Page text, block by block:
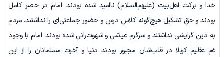
خدا و برکت اهل‌بیت (علیهم‌السلام) ناامید شده بودند. امام در حصر کامل
بودند و حق تشکیل هیچ‌گونه کلاس درس و حضور جماعتی‌ای را نداشتند. مردم
به دین گرایشی نداشتند و سرگرم عیاشی و شهوت‌رانی شده بودند. امام با وجود
غم عظیم کربلا در قلب‌شان مجبور بودند دنیا و آخرت مسلمانان را از این